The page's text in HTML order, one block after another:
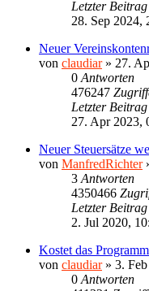
Letzter Beitrag
28. Sep 2024,
Neuer
von claudiar» 27.
0 Antworten
476247
Letzter Beitrag
27. Apr 2023,
Neuer Steuersätze
von ManfredRichter
3 Antworten
4350466
Letzter Beitrag
2. Jul 2020,
Kostet das
von claudiar» 3.
0 Antworten